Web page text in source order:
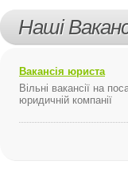
Наші
Вакансія юриста
Вільні вакансії на
юридичній компанії